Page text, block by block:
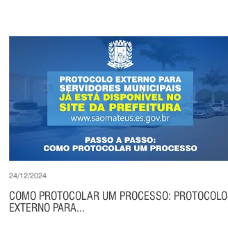
24/12/2024
COMO PROTOCOLAR UM PROCESSO: PROTOCOLO
EXTERNO PARA...